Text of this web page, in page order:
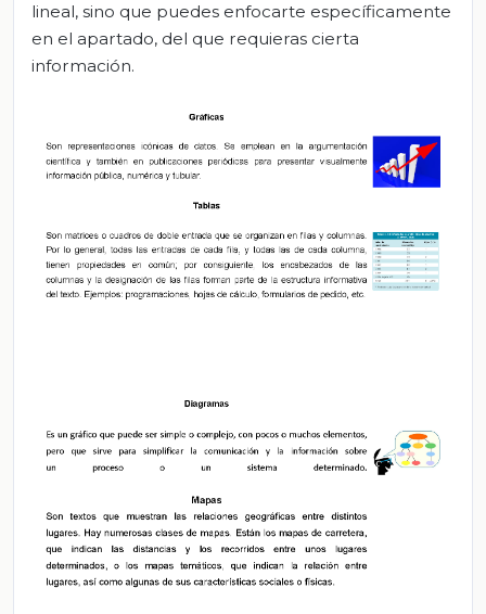
lineal, sino que puedes enfocarte específicamente
en el apartado, del que requieras cierta
información.